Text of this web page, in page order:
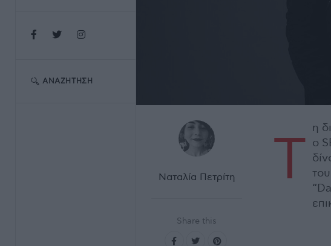
ΑΝΑΖΉΤΗΣΗ
Ναταλία Πετρίτη
Share this
Τ
η
ο